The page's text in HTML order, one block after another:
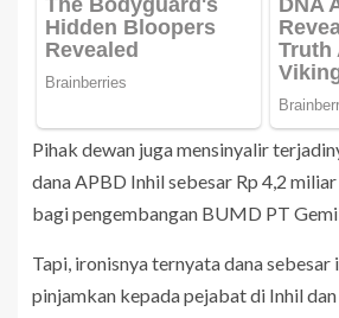
Pihak dewan juga mensinyalir
dana APBD Inhil sebesar Rp 4,2
bagi pengembangan BUMD PT
Tapi, ironisnya ternyata dana sebesar
pinjamkan kepada pejabat di Inhil